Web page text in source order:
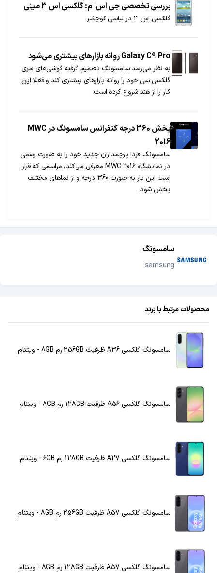
می‎کند که گلکسی نوت 9 به یک تراشه متفاوت مجهز
خواهد شد.
بررسی تخصصی جی اس ام: گلکسی اس 3 مینی
گلکسی اس 3 در لباسی کوچکتر
Galaxy C9 Pro روانه بازارهای بیشتری می‌شود
به نظر می‌رسد سامسونگ تصمیم گرفته گوشی‌های سری
گلکسی سی خود را روانه بازارهای بیشتری کند و فعلا این
کار را از هند شروع کرده است.
پخش 360 درجه کنفرانس سامسونگ در MWC
2016
سامسونگ فردا پرچمداران جدید خود را به صورت رسمی
در نمایشگاه MWC 2016 معرفی می‌کند، مراسمی که قرار
است این بار به صورت 360 درجه و از نماهای مختلف
پخش شود.
سامسونگ
samsung
محصولات مرتبط با برند
سامسونگ گلکسی A36 ظرفیت 256GB رم 8GB - ویتنام
سامسونگ گلکسی A56 ظرفیت 128GB رم 8GB - ویتنام
سامسونگ گلکسی A27 ظرفیت 128GB رم 6GB - ویتنام
سامسونگ گلکسی A57 ظرفیت 256GB رم 8GB - ویتنام
سامسونگ گلکسی A57 ظرفیت 128GB رم 8GB - ویتنام